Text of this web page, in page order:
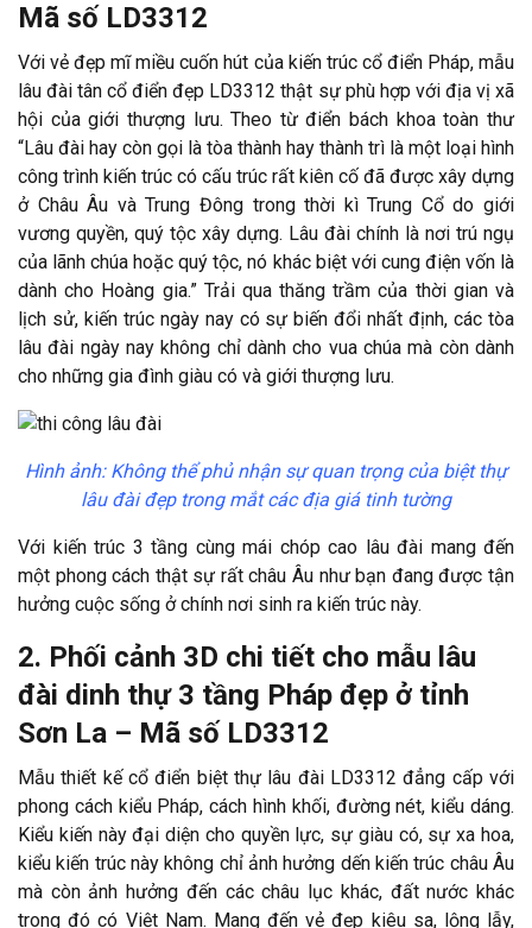
Mã số LD3312
Với vẻ đẹp mĩ miều cuốn hút của kiến trúc cổ điển Pháp, mẫu
lâu đài tân cổ điển đẹp LD3312 thật sự phù hợp với địa vị xã
hội của giới thượng lưu. Theo từ điển bách khoa toàn thư
“Lâu đài hay còn gọi là tòa thành hay thành trì là một loại hình
công trình kiến trúc có cấu trúc rất kiên cố đã được xây dựng
ở Châu Âu và Trung Đông trong thời kì Trung Cổ do giới
vương quyền, quý tộc xây dựng. Lâu đài chính là nơi trú ngụ
của lãnh chúa hoặc quý tộc, nó khác biệt với cung điện vốn là
dành cho Hoàng gia.” Trải qua thăng trầm của thời gian và
lịch sử, kiến trúc ngày nay có sự biến đổi nhất định, các tòa
lâu đài ngày nay không chỉ dành cho vua chúa mà còn dành
cho những gia đình giàu có và giới thượng lưu.
Hình ảnh: Không thể phủ nhận sự quan trọng của biệt thự
lâu đài đẹp trong mắt các địa giá tinh tường
Với kiến trúc 3 tầng cùng mái chóp cao lâu đài mang đến
một phong cách thật sự rất châu Âu như bạn đang được tận
hưởng cuộc sống ở chính nơi sinh ra kiến trúc này.
2. Phối cảnh 3D chi tiết cho mẫu lâu
đài dinh thự 3 tầng Pháp đẹp ở tỉnh
Sơn La – Mã số LD3312
Mẫu thiết kế cổ điển biệt thự lâu đài LD3312 đẳng cấp với
phong cách kiểu Pháp, cách hình khối, đường nét, kiểu dáng.
Kiểu kiến này đại diện cho quyền lực, sự giàu có, sự xa hoa,
kiểu kiến trúc này không chỉ ảnh hưởng dến kiến trúc châu Âu
mà còn ảnh hưởng đến các châu lục khác, đất nước khác
trong đó có Việt Nam. Mang đến vẻ đẹp kiêu sa, lộng lẫy,